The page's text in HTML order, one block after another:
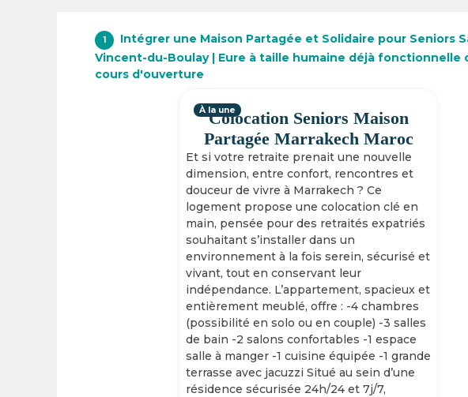
1
Intégrer une Maison Partagée et Solidaire pour Seniors
Vincent-du-Boulay | Eure à taille humaine déjà fonctionnelle
cours d'ouverture
Colocation Seniors Maison
Partagée Marrakech Maroc
Et si votre retraite prenait une nouvelle
dimension, entre confort, rencontres et
douceur de vivre à Marrakech ? Ce
logement propose une colocation clé en
main, pensée pour des retraités expatriés
souhaitant s’installer dans un
environnement à la fois serein, sécurisé et
vivant, tout en conservant leur
indépendance. L’appartement, spacieux et
entièrement meublé, offre : -4 chambres
(possibilité en solo ou en couple) -3 salles
de bain -2 salons confortables -1 espace
salle à manger -1 cuisine équipée -1 grande
terrasse avec jacuzzi Situé au sein d’une
résidence sécurisée 24h/24 et 7j/7,
À la une